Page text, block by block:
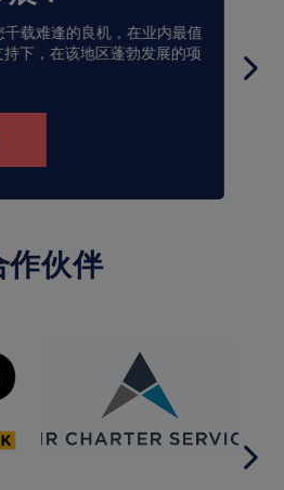
划”是一个专为需要应对全球
主设计的专属网络。
作伙伴